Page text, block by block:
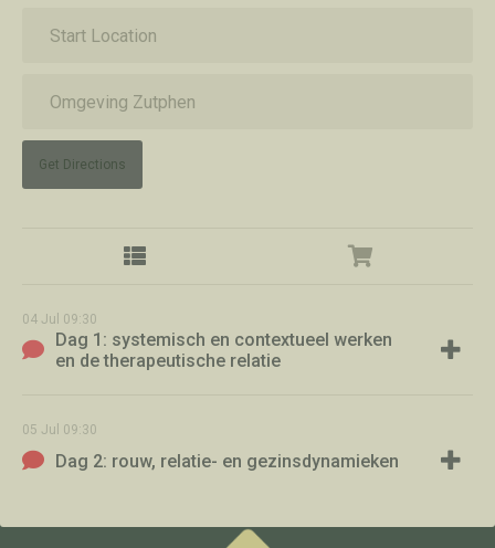
Get Directions
04 Jul 09:30
Dag 1: systemisch en contextueel werken
en de therapeutische relatie
05 Jul 09:30
Dag 2: rouw, relatie- en gezinsdynamieken